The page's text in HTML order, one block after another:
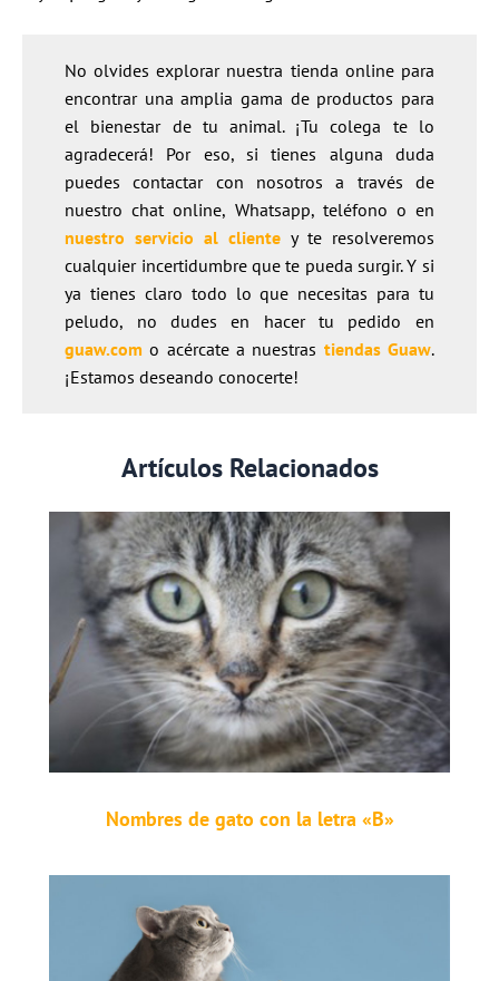
No olvides explorar nuestra tienda online para
encontrar una amplia gama de productos para
el bienestar de tu animal. ¡Tu colega te lo
agradecerá! Por eso, si tienes alguna duda
puedes contactar con nosotros a través de
nuestro chat online, Whatsapp, teléfono o en
nuestro servicio al cliente y te resolveremos
cualquier incertidumbre que te pueda surgir. Y si
ya tienes claro todo lo que necesitas para tu
peludo, no dudes en hacer tu pedido en
guaw.com o acércate a nuestras tiendas Guaw.
¡Estamos deseando conocerte!
Artículos Relacionados
Nombres de gato con la letra «B»